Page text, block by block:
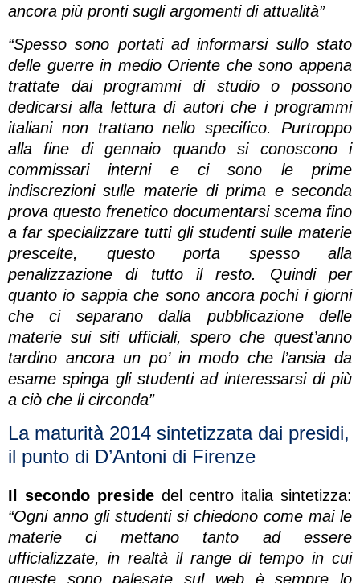
ancora più pronti sugli argomenti di attualità”
“Spesso sono portati ad informarsi sullo stato
delle guerre in medio Oriente che sono appena
trattate dai programmi di studio o possono
dedicarsi alla lettura di autori che i programmi
italiani non trattano nello specifico. Purtroppo
alla fine di gennaio quando si conoscono i
commissari interni e ci sono le prime
indiscrezioni sulle materie di prima e seconda
prova questo frenetico documentarsi scema fino
a far specializzare tutti gli studenti sulle materie
prescelte, questo porta spesso alla
penalizzazione di tutto il resto. Quindi per
quanto io sappia che sono ancora pochi i giorni
che ci separano dalla pubblicazione delle
materie sui siti ufficiali, spero che quest’anno
tardino ancora un po’ in modo che l’ansia da
esame spinga gli studenti ad interessarsi di più
a ciò che li circonda”
La maturità 2014 sintetizzata dai presidi,
il punto di D’Antoni di Firenze
Il secondo presidedel centro italia sintetizza:
“Ogni anno gli studenti si chiedono come mai le
materie ci mettano tanto ad essere
ufficializzate, in realtà il range di tempo in cui
queste sono palesate sul web è sempre lo